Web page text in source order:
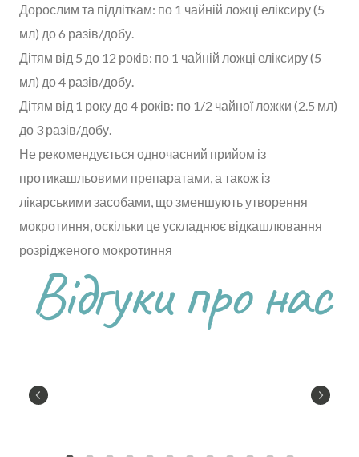
Дорослим та підліткам: по 1 чайній ложці еліксиру (5
мл) до 6 разів/добу.⠀
Дітям від 5 до 12 років: по 1 чайній ложці еліксиру (5
мл) до 4 разів/добу.⠀
Дітям від 1 року до 4 років: по 1/2 чайної ложки (2.5 мл)
до 3 разів/добу.⠀
Не рекомендується одночасний прийом із
протикашльовими препаратами, а також із
лікарськими засобами, що зменшують утворення
мокротиння, оскільки це ускладнює відкашлювання
розрідженого мокротиння⠀
Відгуки про нас